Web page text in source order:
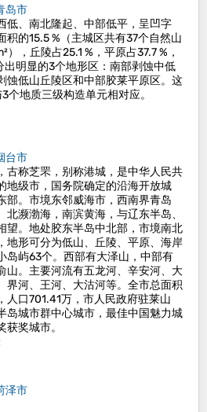
岛市
低、南北隆起、中部低平，呈凹字
积的15.5 %（主城区共有37个自然山
），丘陵占25.1 %，平原占37.7 %，
出明显的3个地形区：南部剥蚀中低
蚀低山丘陵区和中部胶莱平原区。这
个地质三级构造单元相对应。
台市
古称芝罘，别称港城，是中华人民共
地级市，国务院确定的沿海开放城
部。市境东邻威海市，西南界青岛
北濒渤海，南滨黄海，与辽东半岛、
望。地处胶东半岛中北部，市境南北
地形可分为低山、丘陵、平原、海岸
岛屿63个。西部有大泽山，中部有
山。主要河流有五龙河、辛安河、大
界河、王河、大沽河等。全市总面积
人口701.41万，市人民政府驻莱山
岛城市群中心城市，最佳中国魅力城
奖城市。
泽市